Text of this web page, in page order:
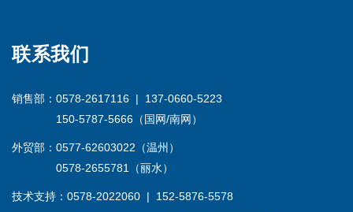
联系我们
销售部：0578-2617116 | 137-0660-5223
150-5787-5666（国网/南网）
外贸部：0577-62603022（温州）
0578-2655781（丽水）
技术支持：0578-2022060 | 152-5876-5578